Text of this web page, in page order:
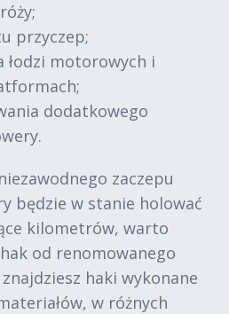
przyczep;
łodzi motorowych i
dodatkowego
zaczepu
będzie w stanie holować
kilometrów, warto
od renomowanego
haki wykonane
w różnych